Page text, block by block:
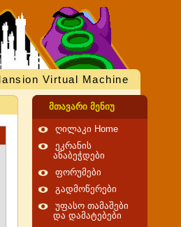
Virtual Machine
მთავარი მენიუ
ღილაკი Home
ეკრანის
ანაბეჭდები
ფორუმები
გადმოწერები
უფასო თამაშები
და დამატებები